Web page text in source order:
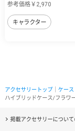
参考価格￥2,970
キャラクター
アクセサリートップ ケース
ハイブリッドケース/フラワ
掲載アクセサリーについ